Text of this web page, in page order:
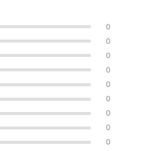
0
0
0
0
0
0
0
0
0